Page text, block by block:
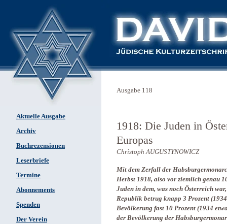
Aktuelle Ausgabe
Archiv
Buchrezensionen
Leserbriefe
Termine
Abonnements
Spenden
Der Verein
Ausgabe 118
1918: Die Juden in
Europas
Christoph AUGUSTYNOWICZ
Mit dem Zerfall der
Herbst 1918, also vor ziemlich genau
Juden in dem, was noch Österreich
Republik betrug knapp 3 Prozent
Bevölkerung fast 10 Prozent (1934
der Bevölkerung der